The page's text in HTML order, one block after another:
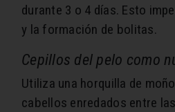
durante 3 o 4 días. Esto
y la formación de bolitas.
Cepillos del pelo como
Utiliza una horquilla de
cabellos enredados entre